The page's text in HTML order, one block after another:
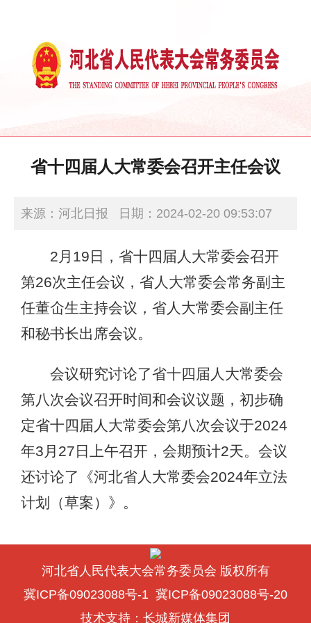
省十四届人大常委会召开主任会议
来源：河北日报 日期：2024-02-20 09:53:07
2月19日，省十四届人大常委会召开
第26次主任会议，省人大常委会常务副主
任董仚生主持会议，省人大常委会副主任
和秘书长出席会议。
会议研究讨论了省十四届人大常委会
第八次会议召开时间和会议议题，初步确
定省十四届人大常委会第八次会议于2024
年3月27日上午召开，会期预计2天。会议
还讨论了《河北省人大常委会2024年立法
计划（草案）》。
河北省人民代表大会常务委员会 版权所有
冀ICP备09023088号-1 冀ICP备09023088号-20
技术支持： 长城新媒体集团